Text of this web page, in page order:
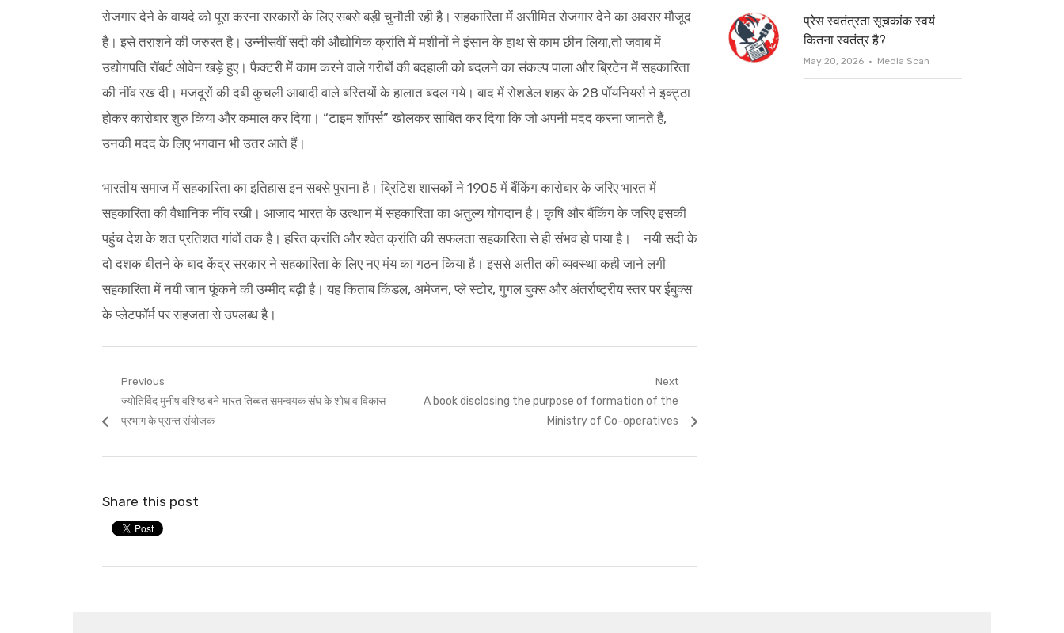
रोजगार देने के वायदे को पूरा करना सरकारों के लिए सबसे बड़ी चुनौती रही है। सहकारिता में असीमित रोजगार देने का अवसर मौजूद
है। इसे तराशने की जरुरत है। उन्नीसवीं सदी की औद्योगिक क्रांति में मशीनों ने इंसान के हाथ से काम छीन लिया,तो जवाब में
उद्योगपति रॉबर्ट ओवेन खड़े हुए। फैक्टरी में काम करने वाले गरीबों की बदहाली को बदलने का संकल्प पाला और ब्रिटेन में सहकारिता
की नींव रख दी। मजदूरों की दबी कुचली आबादी वाले बस्तियों के हालात बदल गये। बाद में रोशडेल शहर के 28 पॉयनियर्स ने इक्ट्ठा
होकर कारोबार शुरु किया और कमाल कर दिया। “टाइम शॉपर्स” खोलकर साबित कर दिया कि जो अपनी मदद करना जानते हैं,
उनकी मदद के लिए भगवान भी उतर आते हैं।
भारतीय समाज में सहकारिता का इतिहास इन सबसे पुराना है। ब्रिटिश शासकों ने 1905 में बैंकिंग कारोबार के जरिए भारत में
सहकारिता की वैधानिक नींव रखी। आजाद भारत के उत्थान में सहकारिता का अतुल्य योगदान है। कृषि और बैंकिंग के जरिए इसकी
पहुंच देश के शत प्रतिशत गांवों तक है। हरित क्रांति और श्वेत क्रांति की सफलता सहकारिता से ही संभव हो पाया है। नयी सदी के
दो दशक बीतने के बाद केंद्र सरकार ने सहकारिता के लिए नए मंय का गठन किया है। इससे अतीत की व्यवस्था कही जाने लगी
सहकारिता में नयी जान फूंकने की उम्मीद बढ़ी है। यह किताब किंडल, अमेजन, प्ले स्टोर, गुगल बुक्स और अंतर्राष्ट्रीय स्तर पर ईबुक्स
के प्लेटफॉर्म पर सहजता से उपलब्ध है।
Post
navigation
Previous
Previous
post:
ज्योतिर्विद मुनीष वशिष्ठ बने भारत तिब्बत समन्वयक संघ के शोध व विकास
प्रभाग के प्रान्त संयोजक
Next
Next
A book disclosing the purpose of formation of the
Ministry of Co-operatives
Share this post
प्रेस स्वतंत्रता सूचकांक स्वयं
कितना स्वतंत्र है?
May 20, 2026 Author
Media Scan